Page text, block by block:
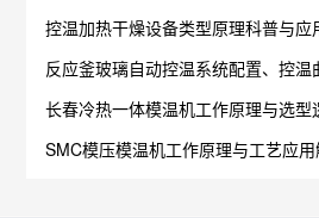
控温加热干燥设备类型原理科普与应
反应釜玻璃自动控温系统配置、控温
长春冷热一体模温机工作原理与选型
SMC模压模温机工作原理与工艺应